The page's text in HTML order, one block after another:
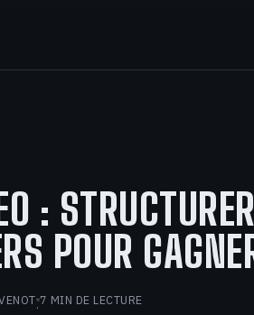
:
POUR
·7 MIN DE LECTURE